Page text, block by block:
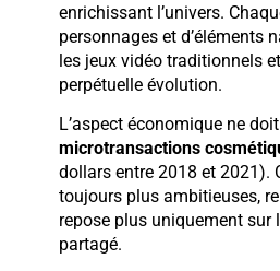
enrichissant l’univers.
personnages et d’éléments
les jeux vidéo traditionnels
perpétuelle évolution.
L’aspect économique ne
microtransactions
dollars entre 2018 et 2021).
toujours plus ambitieuses,
repose plus uniquement sur
partagé.